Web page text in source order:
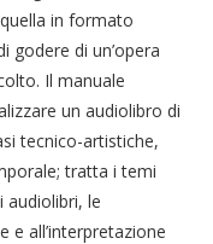
in formato
godere di un’opera
Il manuale
un audiolibro di
tecnico-artistiche,
tratta i temi
audiolibri, le
e all’interpretazione